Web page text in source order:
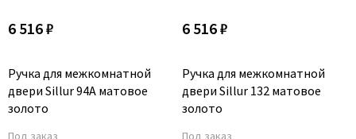
6 516 ₽
Ручка для межкомнатной
двери Sillur 94A матовое
золото
Под заказ
6 516 ₽
Ручка для межкомнатной
двери Sillur 132 матовое
золото
Под заказ